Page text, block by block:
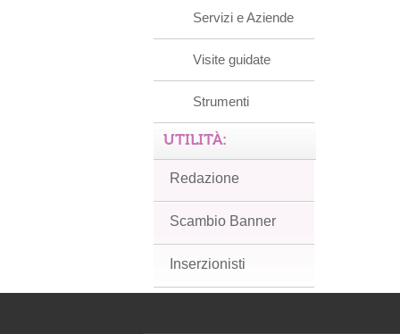
Servizi e Aziende
Visite guidate
Strumenti
UTILITÀ:
Redazione
Scambio Banner
Inserzionisti